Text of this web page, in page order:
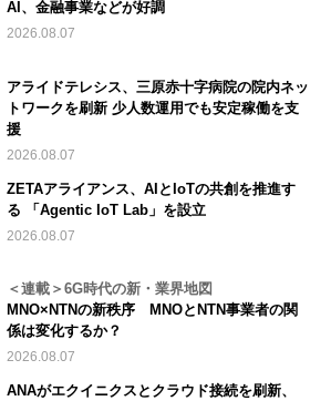
AI、金融事業などが好調
2026.08.07
アライドテレシス、三原赤十字病院の院内ネッ
トワークを刷新 少人数運用でも安定稼働を支
援
2026.08.07
ZETAアライアンス、AIとIoTの共創を推進す
る 「Agentic IoT Lab」を設立
2026.08.07
＜連載＞6G時代の新・業界地図
MNO×NTNの新秩序 MNOとNTN事業者の関
係は変化するか？
2026.08.07
ANAがエクイニクスとクラウド接続を刷新、